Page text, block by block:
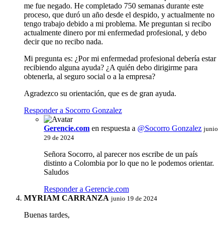
me fue negado. He completado 750 semanas durante este
proceso, que duró un año desde el despido, y actualmente no
tengo trabajo debido a mi problema. Me preguntan si recibo
actualmente dinero por mi enfermedad profesional, y debo
decir que no recibo nada.
Mi pregunta es: ¿Por mi enfermedad profesional debería estar
recibiendo alguna ayuda? ¿A quién debo dirigirme para
obtenerla, al seguro social o a la empresa?
Agradezco su orientación, que es de gran ayuda.
Responder a Socorro Gonzalez
Gerencie.com en respuesta a @Socorro Gonzalez junio
29 de 2024
Señora Socorro, al parecer nos escribe de un país
distinto a Colombia por lo que no le podemos orientar.
Saludos
Responder a Gerencie.com
MYRIAM CARRANZA junio 19 de 2024
Buenas tardes,